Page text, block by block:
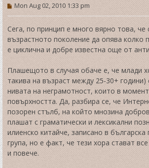
P
o
s
t
Mon Aug 02, 2010 1:33 pm
Сега, по принцип е много вярно това, че
възрастното поколение да опява колко
е циклична и добре известна още от
Плашещото в случая обаче е, че млади
такива на възраст между 25-30+ години)
нивата на неграмотност, които в
повърхността. Да, разбира се, че
позорен стълб, на който мнозина
плашат с граматически и лексикални
илиенско китайче, записано в
група, но е факт, че тези хора стават
и повече.